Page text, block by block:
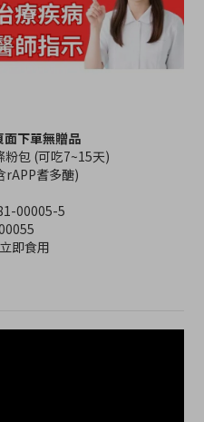
面下單無贈品
包 (可吃7~15天)
rAPP耆多醣)
00005-5
即食用